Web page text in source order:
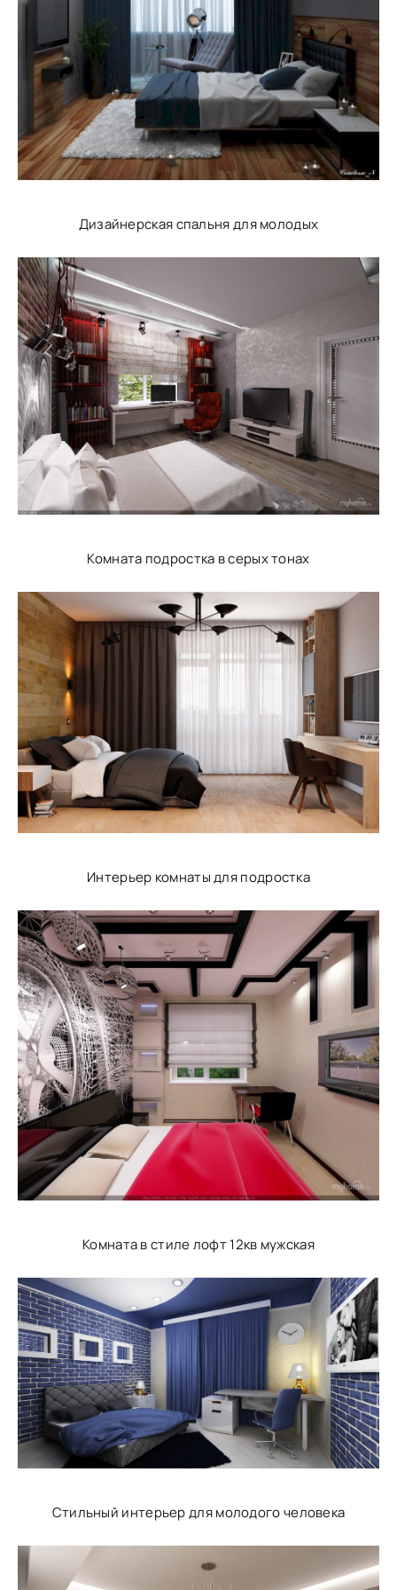
Дизайнерская спальня для молодых
Комната подростка в серых тонах
Интерьер комнаты для подростка
Комната в стиле лофт 12кв мужская
Стильный интерьер для молодого человека